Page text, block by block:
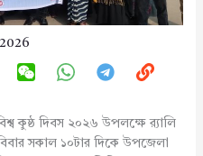
2026
কুষ্ঠ দিবস ২০২৬ উপলক্ষে র‌্যালি
সকাল ১০টার দিকে উপজেলা